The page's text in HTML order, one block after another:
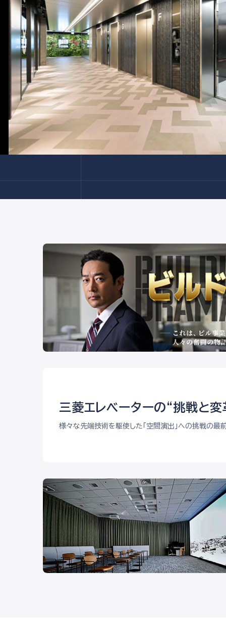
三菱エレベーターの“挑戦と変
様々な先端技術を駆使した「空間演出」への挑戦の最